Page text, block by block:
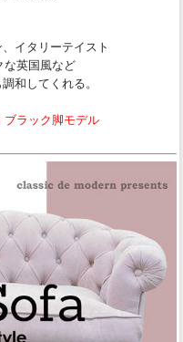
イタリーテイスト
な英国風など
和してくれる。
ブラック脚モデル